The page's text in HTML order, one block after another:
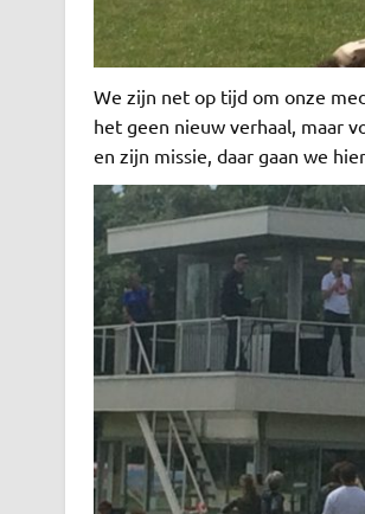
We zijn net op tijd om onze
het geen nieuw verhaal, maar
en zijn missie, daar gaan we